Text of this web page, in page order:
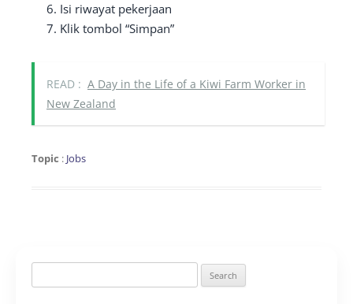
Isi riwayat pekerjaan
Klik tombol “Simpan”
READ : A Day in the Life of a Kiwi Farm Worker in
New Zealand
Topic : Jobs
for: